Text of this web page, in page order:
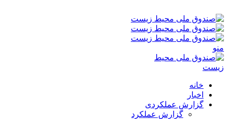
منو
خانه
اخبار
گزارش عملکردی
گزارش عملکرد